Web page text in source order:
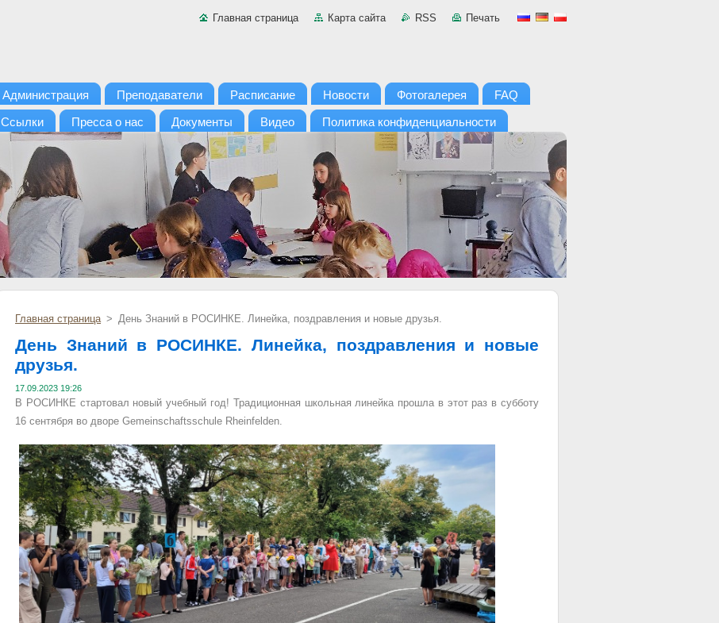
Главная страница Карта сайта RSS Печать
Администрация Преподаватели Расписание Новости Фотогалерея FAQ
Ссылки Пресса о нас Документы Видео Политика конфиденциальности
Главная страница > День Знаний в РОСИНКЕ. Линейка, поздравления и новые друзья.
День Знаний в РОСИНКЕ. Линейка, поздравления и новые
друзья.
17.09.2023 19:26
В РОСИНКЕ стартовал новый учебный год! Традиционная школьная линейка прошла в этот раз в субботу
16 сентября во дворе Gemeinschaftsschule Rheinfelden.